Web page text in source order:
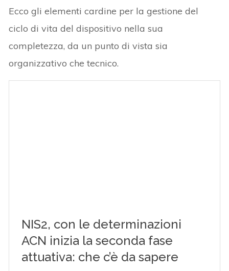
Ecco gli elementi cardine per la gestione del
ciclo di vita del dispositivo nella sua
completezza, da un punto di vista sia
organizzativo che tecnico.